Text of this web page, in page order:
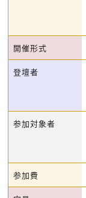
開催形式
登壇者
参加対象者
参加費